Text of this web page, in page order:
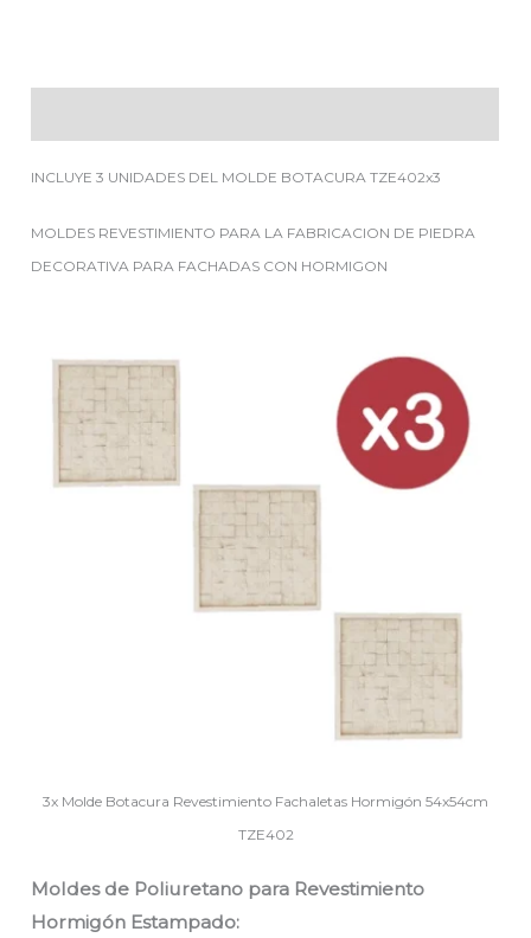
INCLUYE 3 UNIDADES DEL MOLDE BOTACURA TZE402x3
MOLDES REVESTIMIENTO PARA LA FABRICACION DE PIEDRA
DECORATIVA PARA FACHADAS CON HORMIGON
3x Molde Botacura Revestimiento Fachaletas Hormigón 54x54cm
TZE402
Moldes de Poliuretano para Revestimiento
Hormigón Estampado: